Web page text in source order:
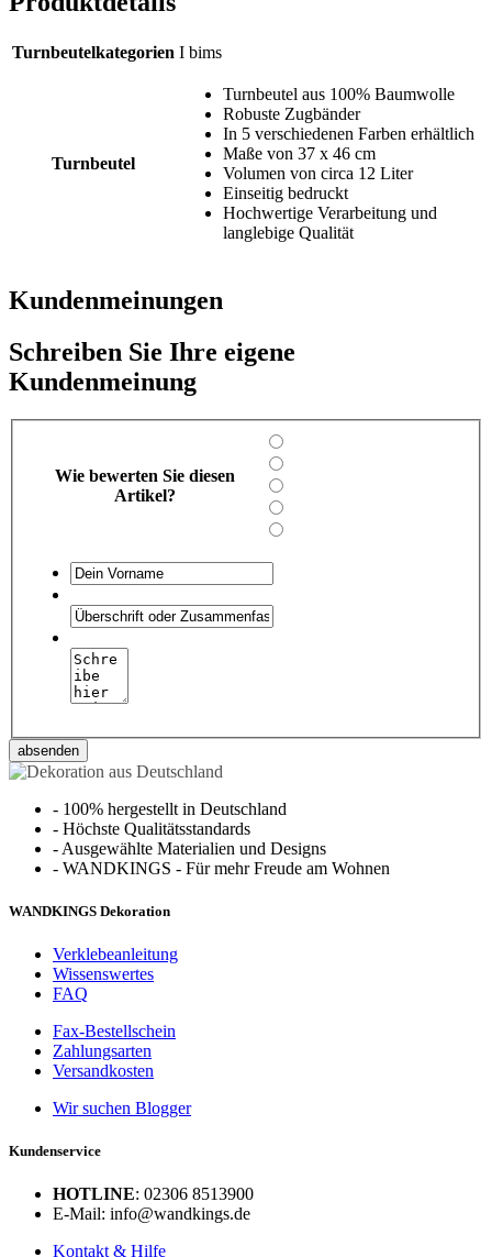
Turnbeutelkategorien I bims
Turnbeutel
Turnbeutel aus 100% Baumwolle
Robuste Zugbänder
In 5 verschiedenen Farben erhältlich
Maße von 37 x 46 cm
Volumen von circa 12 Liter
Einseitig bedruckt
Hochwertige Verarbeitung und
langlebige Qualität
Kundenmeinungen
Schreiben Sie Ihre eigene
Kundenmeinung
Wie bewerten Sie diesen
Artikel?
absenden
- 100% hergestellt in Deutschland
- Höchste Qualitätsstandards
- Ausgewählte Materialien und Designs
- WANDKINGS - Für mehr Freude am Wohnen
WANDKINGS Dekoration
Verklebeanleitung
Wissenswertes
FAQ
Fax-Bestellschein
Zahlungsarten
Versandkosten
Wir suchen Blogger
Kundenservice
HOTLINE: 02306 8513900
E-Mail: info@wandkings.de
Kontakt & Hilfe